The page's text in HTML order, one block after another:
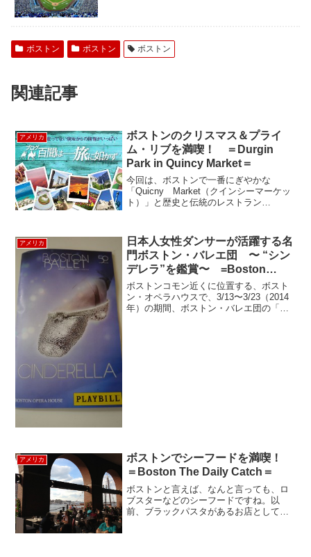
ボストン ボストン ボストン
関連記事
アメリカ
ボストンのクリスマス＆プライ
ム・リブを満喫！ ＝Durgin
Park in Quincy Market＝
今回は、ボストンで一番にぎやかな
「Quicny Market（クインシーマーケッ
ト）」と歴史と伝統のレストラン
ーズン真っ盛り。 おしゃれなデコレー
ションが街を...
アメリカ
日本人女性ダンサーが活躍する名
門ボストン・バレエ団 〜 “シン
デレラ”を鑑賞〜 =Boston
Ballet=
ボストンコモン近くに位置する、ボスト
ン・オペラハウスで、3/13〜3/23（2014
年）の期間、ボストン・バレエ団の「シ
アメリカ
ボストンでシーフードを満喫！
＝Boston The Daily Catch＝
ボストンと言えば、なんと言っても、ロ
ブスターなどのシーフードですね。以
前、ブラックパスタがあるお店として紹